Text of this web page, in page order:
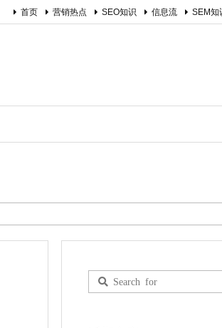
首页 营销热点 SEO知识 信息流 SEM知